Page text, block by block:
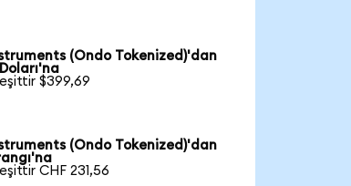
(Ondo Tokenized)'dan
$399,69
(Ondo Tokenized)'dan
CHF 231,56